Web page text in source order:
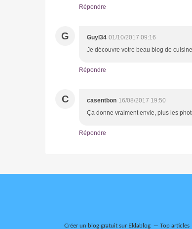
Répondre
G Guyl34 01/10/2017 09:16
Je découvre votre beau blog de
Répondre
C casentbon 16/08/2017 19:50
Ça donne vraiment envie, plus les
Répondre
Créer un blog gratuit sur Eklablog Top articles